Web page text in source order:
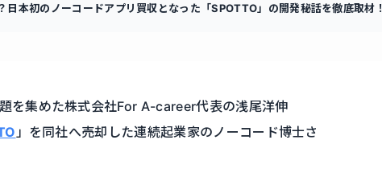
本初のノーコードアプリ買収となった「SPOTTO」の開発秘話を徹底取材！
を集めた株式会社For A-career代表の浅尾洋伸
」を同社へ売却した連続起業家のノーコード博士さ